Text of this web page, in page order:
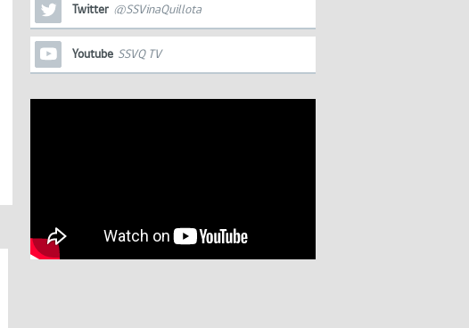
Twitter @SSVinaQuillota
Youtube SSVQ TV